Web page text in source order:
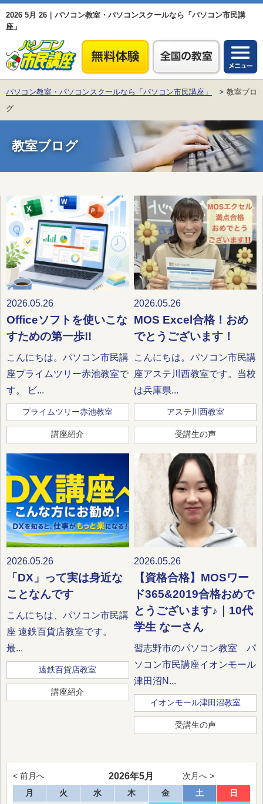
2026 5月 26｜パソコン教室・パソコンスクールなら「パソコン市民講
座」
パソコン教室・パソコンスクールなら「パソコン市民講座」
教室ブロ
グ
教室ブログ
2026.05.26
Officeソフトを使いこな
すための第一歩!!
こんにちは。パソコン市民講
座プライムツリー赤池教室で
す。 ビ...
プライムツリー赤池教室
講座紹介
2026.05.26
MOS Excel合格！おめ
でとうございます！
こんにちは。パソコン市民講
座アステ川西教室です。当校
は兵庫県...
アステ川西教室
受講生の声
2026.05.26
「DX」って実は身近な
ことなんです
こんにちは、パソコン市民講
座 遠鉄百貨店教室です。
最...
遠鉄百貨店教室
講座紹介
2026.05.26
【資格合格】MOSワー
ド365&2019合格おめで
とうございます♪｜10代
学生 なーさん
習志野市のパソコン教室 パ
ソコン市民講座イオンモール
津田沼N...
イオンモール津田沼教室
受講生の声
< 前月へ 2026年5月
次月へ >
月
火 水 木 金 土 日